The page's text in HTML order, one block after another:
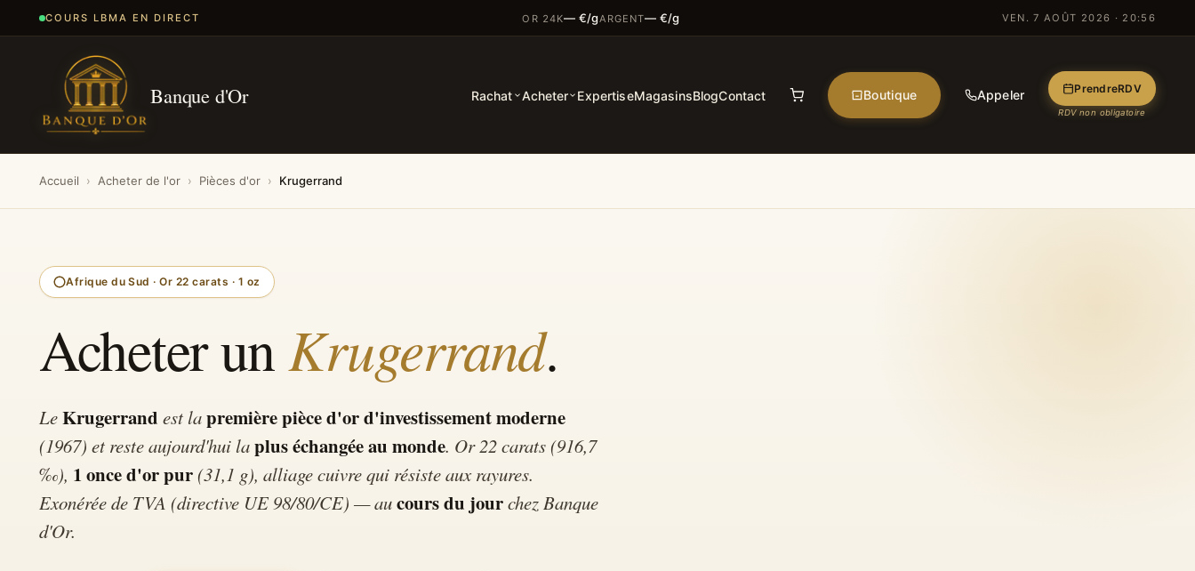
COURS LBMA EN DIRECT OR 24K— €/gARGENT— €/g VEN. 7 AOÛT 2026 · 20:56
Banque d'Or Rachat Acheter ExpertiseMagasinsBlogContact Boutique Appeler PrendreRDV
RDV non obligatoire
Accueil › Acheter de l'or › Pièces d'or › Krugerrand
Afrique du Sud · Or 22 carats · 1 oz
Acheter unKrugerrand.
LeKrugerrand est lapremière pièce d'or d'investissement moderne
(1967) et reste aujourd'hui laplus échangée au monde. Or 22 carats (916,7
‰), 1 once d'or pur(31,1 g), alliage cuivre qui résiste aux rayures.
Exonérée de TVA (directive UE 98/80/CE) — aucours du jourchez Banque
d'Or.